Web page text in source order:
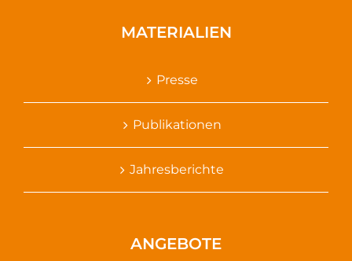
MATERIALIEN
Presse
Publikationen
Jahresberichte
ANGEBOTE